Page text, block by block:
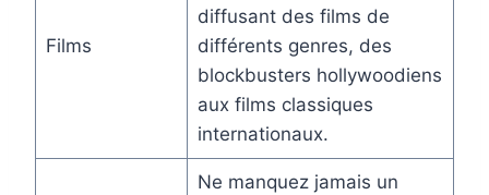
Films
diffusant des films de
différents genres, des
blockbusters hollywoodiens
aux films classiques
internationaux.
Ne manquez jamais un